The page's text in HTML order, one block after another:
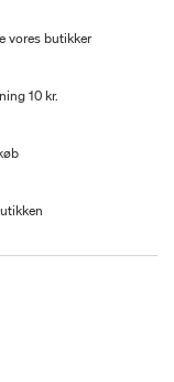
vores butikker
10 kr.